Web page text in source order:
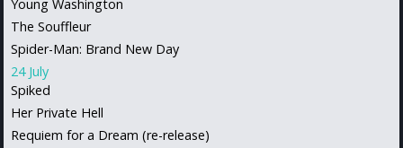
Young Washington
The Souffleur
Spider-Man: Brand New Day
24 July
Spiked
Her Private Hell
Requiem for a Dream (re-release)